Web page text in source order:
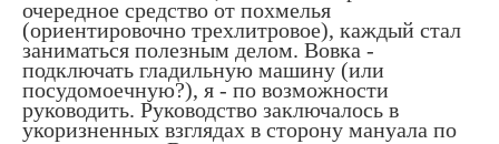
очередное средство от похмелья
(ориентировочно трехлитровое), каждый стал
заниматься полезным делом. Вовка -
подключать гладильную машину (или
посудомоечную?), я - по возможности
руководить. Руководство заключалось в
укоризненных взглядах в сторону мануала по